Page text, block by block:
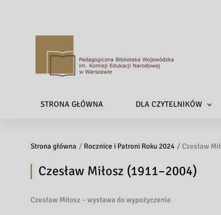
a
g
i
z
STRONA GŁÓWNA DLA CZYTELNIKÓW
Strona główna Rocznice i Patroni Roku 2024 Czesław
Czesław Miłosz (1911–2004)
Czesław Miłosz – wystawa do wypożyczenia